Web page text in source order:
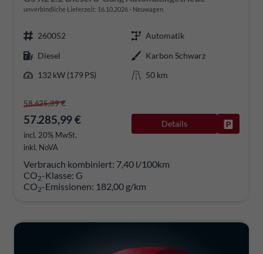
unverbindliche Lieferzeit: 16.10.2026 Neuwagen
260052
Automatik
Diesel
Karbon Schwarz
132 kW (179 PS)
50 km
58.625,39 €
57.285,99 €
incl. 20% MwSt.
inkl. NoVA
Details
Verbrauch kombiniert: 7,40 l/100km
CO2-Klasse: G
CO2-Emissionen: 182,00 g/km